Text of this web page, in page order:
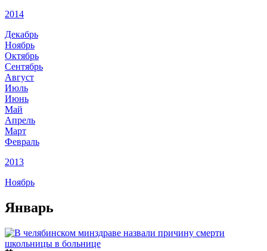
2014
Декабрь
Ноябрь
Октябрь
Сентябрь
Август
Июль
Июнь
Май
Апрель
Март
Февраль
2013
Ноябрь
Январь